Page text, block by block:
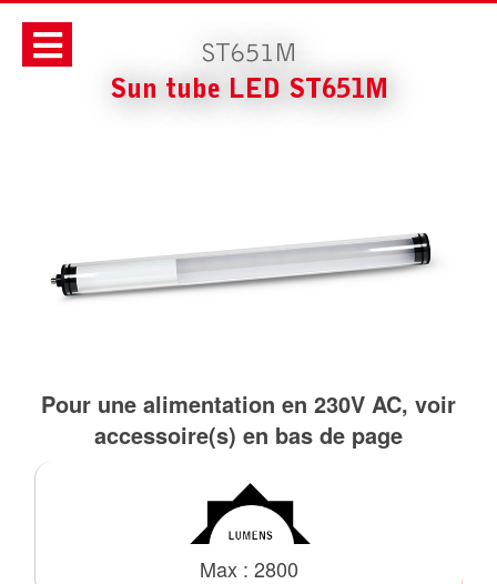
ST651M
Sun tube LED ST651M
Pour une alimentation en 230V AC, voir
accessoire(s) en bas de page
Max : 2800